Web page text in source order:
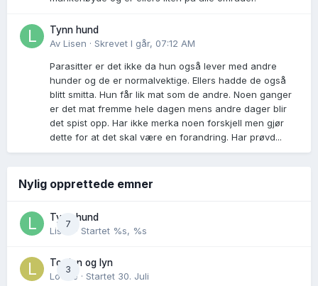
Tynn hund
Av Lisen · Skrevet I går, 07:12 AM
Parasitter er det ikke da hun også lever med andre
hunder og de er normalvektige. Ellers hadde de også
blitt smitta. Hun får lik mat som de andre. Noen ganger
er det mat fremme hele dagen mens andre dager blir
det spist opp. Har ikke merka noen forskjell men gjør
dette for at det skal være en forandring. Har prøvd...
Nylig opprettede emner
7
Tynn hund
Lisen
· Startet %s, %s
3
Torden og lyn
Lovise · Startet 30. Juli